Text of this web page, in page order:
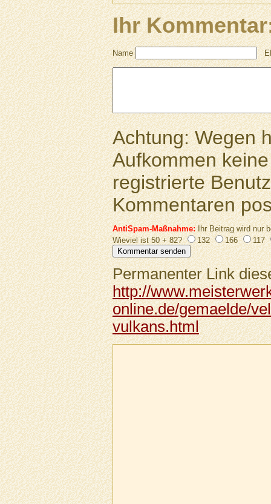
Ihr
Name
Achtung: Wegen
Aufkommen
registrierte
Kommentaren
AntiSpam-Maßnahme:Ihr Beitrag wird nur
Wieviel ist 50 + 82?
132 166 117
Permanenter Link
http://
online.de/gemaelde/
vulkans.html